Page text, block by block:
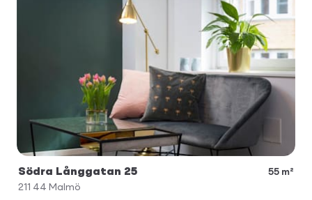
Södra Långgatan 25
55 m²
211 44 Malmö